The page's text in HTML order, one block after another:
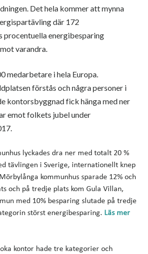
Det hela kommer att mynna
där 172
procentuella energibesparing
varandra.
medarbetare i hela Europa.
förstås och några personer i
kontorsbyggnad fick hänga med ner
emot folkets jubel under
lyckades dra ner med totalt 20 %
tävlingen i Sverige, internationellt knep
kommunhus sparade 12% och
och på tredje plats kom Gula Villan,
med 10% besparing slutade på tredje
störst energibesparing. Läs mer
kontor hade tre kategorier och